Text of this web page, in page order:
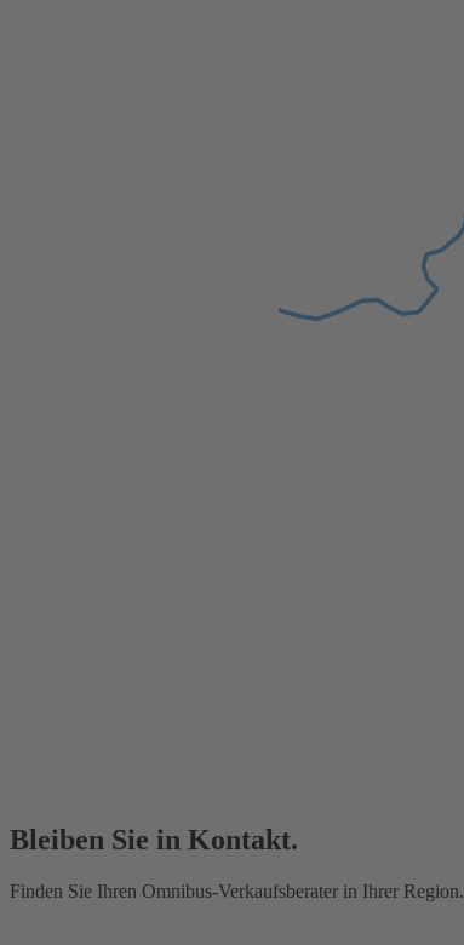
Bleiben Sie in Kontakt.
Finden Sie Ihren Omnibus-Verkaufsberater in Ihrer Region.